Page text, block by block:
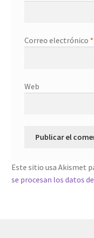
Correo electrónico *
Web
Este sitio usa Akismet
se procesan los datos